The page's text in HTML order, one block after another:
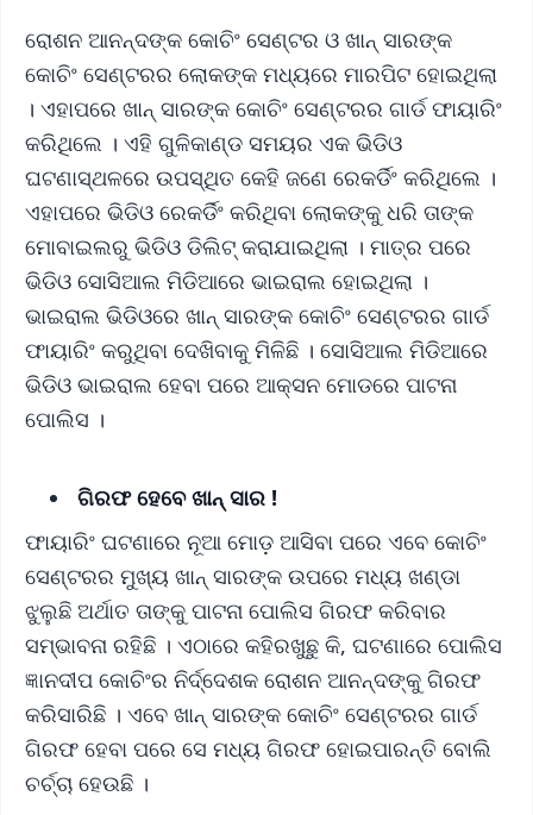
ରୋଶନ ଆନନ୍ଦଙ୍କ କୋଚିଂ ସେଣ୍ଟର ଓ ଖାନ୍ ସାରଙ୍କ
କୋଚିଂ ସେଣ୍ଟରର ଲୋକଙ୍କ ମଧ୍ୟରେ ମାରପିଟ ହୋଇଥିଲା
। ଏହାପରେ ଖାନ୍ ସାରଙ୍କ କୋଚିଂ ସେଣ୍ଟରର ଗାର୍ଡ ଫାୟାରିଂ
କରିଥିଲେ । ଏହି ଗୁଳିକାଣ୍ଡ ସମୟର ଏକ ଭିଡିଓ
ଘଟଣାସ୍ଥଳରେ ଉପସ୍ଥିତ କେହି ଜଣେ ରେକର୍ଡିଂ କରିଥିଲେ ।
ଏହାପରେ ଭିଡିଓ ରେକର୍ଡିଂ କରିଥିବା ଲୋକଙ୍କୁ ଧରି ତାଙ୍କ
ମୋବାଇଲରୁ ଭିଡିଓ ଡିଲିଟ୍ କରାଯାଇଥିଲା । ମାତ୍ର ପରେ
ଭିଡିଓ ସୋସିଆଲ ମିଡିଆରେ ଭାଇରାଲ ହୋଇଥିଲା ।
ଭାଇରାଲ ଭିଡିଓରେ ଖାନ୍ ସାରଙ୍କ କୋଚିଂ ସେଣ୍ଟରର ଗାର୍ଡ
ଫାୟାରିଂ କରୁଥିବା ଦେଖିବାକୁ ମିଳିଛି । ସୋସିଆଲ ମିଡିଆରେ
ଭିଡିଓ ଭାଇରାଲ ହେବା ପରେ ଆକ୍ସନ ମୋଡରେ ପାଟନା
ପୋଲିସ ।
ଗିରଫ ହେବେ ଖାନ୍ ସାର !
ଫାୟାରିଂ ଘଟଣାରେ ନୂଆ ମୋଡ଼ ଆସିବା ପରେ ଏବେ କୋଚିଂ
ସେଣ୍ଟରର ମୁଖ୍ୟ ଖାନ୍ ସାରଙ୍କ ଉପରେ ମଧ୍ୟ ଖଣ୍ଡା
ଝୁଲୁଛି ଅର୍ଥାତ ତାଙ୍କୁ ପାଟନା ପୋଲିସ ଗିରଫ କରିବାର
ସମ୍ଭାବନା ରହିଛି । ଏଠାରେ କହିରଖୁଛୁ କି, ଘଟଣାରେ ପୋଲିସ
ଜ୍ଞାନଦୀପ କୋଚିଂର ନିର୍ଦ୍ଦେଶକ ରୋଶନ ଆନନ୍ଦଙ୍କୁ ଗିରଫ
କରିସାରିଛି । ଏବେ ଖାନ୍ ସାରଙ୍କ କୋଚିଂ ସେଣ୍ଟରର ଗାର୍ଡ
ଗିରଫ ହେବା ପରେ ସେ ମଧ୍ୟ ଗିରଫ ହୋଇପାରନ୍ତି ବୋଲି
ଚର୍ଚ୍ଚା ହେଉଛି ।